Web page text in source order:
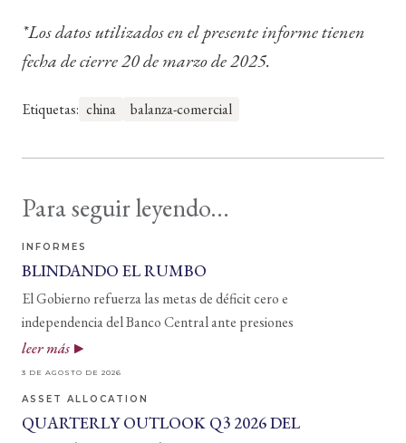
*Los datos utilizados en el presente informe tienen
fecha de cierre 20 de marzo de 2025.
Etiquetas: china balanza-comercial
Para seguir leyendo...
INFORMES
BLINDANDO EL RUMBO
El Gobierno refuerza las metas de déficit cero e
independencia del Banco Central ante presiones
leer más
3 DE AGOSTO DE 2026
ASSET ALLOCATION
QUARTERLY OUTLOOK Q3 2026 DEL